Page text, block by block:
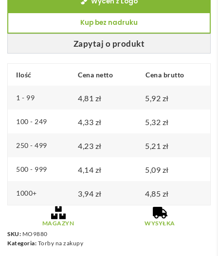
RPET
Zapytaj o produkt
Kup bez nadruku
Ilość Cena netto Cena brutto
1 - 99 4,81 zł 5,92 zł
100 - 249 4,33 zł 5,32 zł
250 - 499 4,23 zł 5,21 zł
500 - 999 4,14 zł 5,09 zł
1000+ 3,94 zł 4,85 zł
MAGAZYN
WYSYŁKA
SKU: MO9880
Kategoria: Torby na zakupy